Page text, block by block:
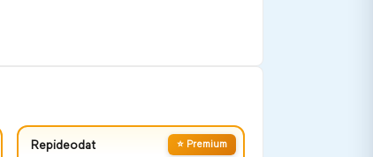
⭐ Premium
Repideodat